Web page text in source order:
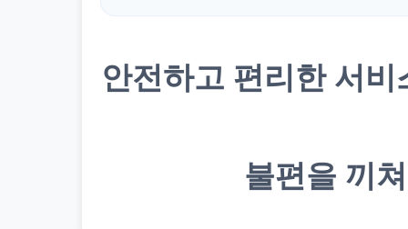
안전하고 편리한 서
불편을 끼